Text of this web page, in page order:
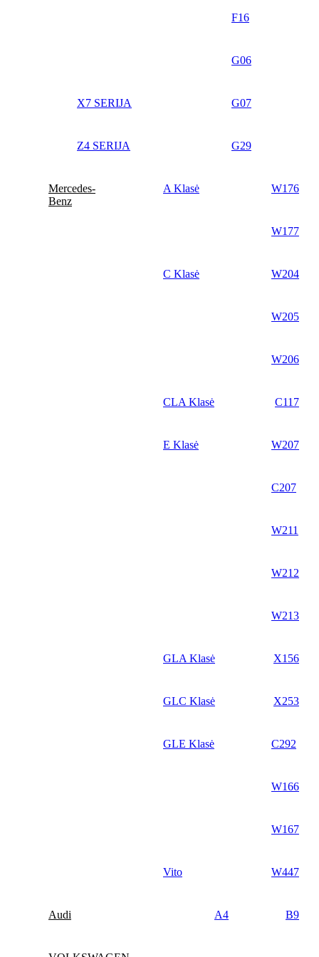
F16
G06
X7 SERIJA G07
Z4 SERIJA G29
Mercedes-
Benz
A Klasė W176
W177
C Klasė W204
W205
W206
CLA Klasė C117
E Klasė W207
C207
W211
W212
W213
GLA Klasė X156
GLC Klasė X253
GLE Klasė C292
W166
W167
Vito W447
Audi A4 B9